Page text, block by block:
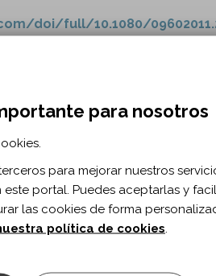
doi/full/10.1080/
para nosotros
para mejorar nuestros
portal. Puedes aceptarlas y
las cookies de forma
política de cookies